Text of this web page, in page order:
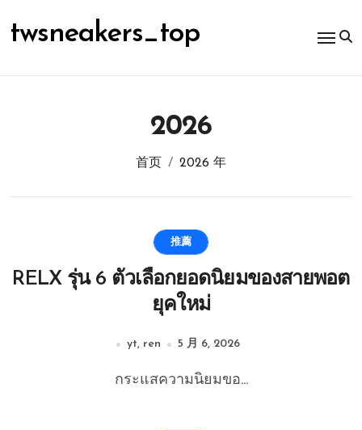
容
twsneakers_top
2026
首页 2026 年
推薦
RELX รุ่น 6 ตัวเลือกยอดนิยมของสายพอต
ยุคใหม่
yt, ren 5 月 6, 2026
กระแสความนิยมขอ...